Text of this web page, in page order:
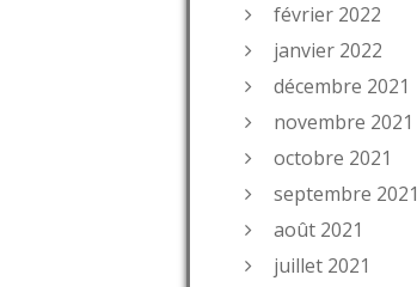
février 2022
janvier 2022
décembre 2021
novembre 2021
octobre 2021
septembre 2021
août 2021
juillet 2021